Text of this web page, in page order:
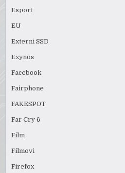
Esport
EU
Externi SSD
Exynos
Facebook
Fairphone
FAKESPOT
Far Cry 6
Film
Filmovi
Firefox